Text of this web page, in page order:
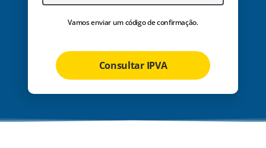
Vamos enviar um código de confirmação.
Consultar IPVA